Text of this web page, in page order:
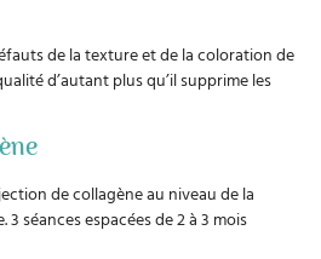
de la texture et de la coloration de
d’autant plus qu’il supprime les
de collagène au niveau de la
3 séances espacées de 2 à 3 mois